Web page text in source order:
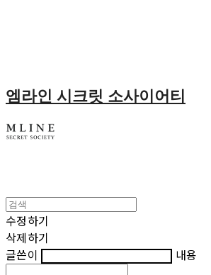
엠라인 시크릿 소사이어티
수정하기
삭제하기
글쓴이
내용